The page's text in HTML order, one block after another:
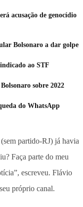
acusação de genocídio
Bolsonaro a dar golpe
ao STF
sobre 2022
do WhatsApp
partido-RJ) já havia
Faça parte do meu
escreveu. Flávio
próprio canal.